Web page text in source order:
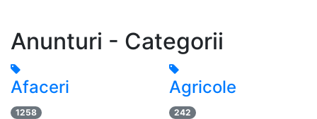
Anunturi - Categorii
Afaceri
1258
Agricole
242